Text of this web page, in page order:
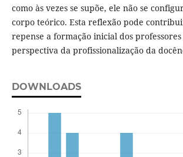
como às vezes se supõe, ele não se
corpo teórico. Esta reflexão pode
repense a formação inicial dos
perspectiva da profissionalização da
DOWNLOADS